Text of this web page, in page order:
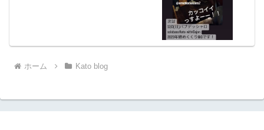
ホーム Kato blog